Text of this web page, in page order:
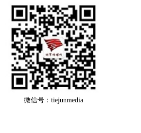
微信号：tiejunmedia